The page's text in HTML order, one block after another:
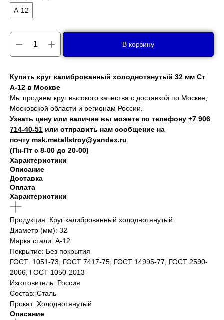
А-12
В корзину
Купить круг калиброванный холоднотянутый 32 мм Ст
А-12 в Москве
Мы продаем круг высокого качества с доставкой по Москве,
Московской области и регионам России.
Узнать цену или наличие вы можете по телефону +7 906
714‑40-51 или отправить нам сообщение на
почту msk.metallstroy@yandex.ru
(Пн-Пт с 8-00 до 20-00)
Характеристики
Описание
Доставка
Оплата
Характеристики
Продукция: Круг калиброванный холоднотянутый
Диаметр (мм): 32
Марка стали: А-12
Покрытие: Без покрытия
ГОСТ: 1051-73, ГОСТ 7417-75, ГОСТ 14995-77, ГОСТ 2590-
2006, ГОСТ 1050-2013
Изготовитель: Россия
Состав: Сталь
Прокат: Холоднотянутый
Описание